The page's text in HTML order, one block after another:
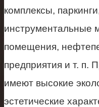
комплексы,
инструментальные
помещения,
предприятия и т.
имеют высокие
эстетические